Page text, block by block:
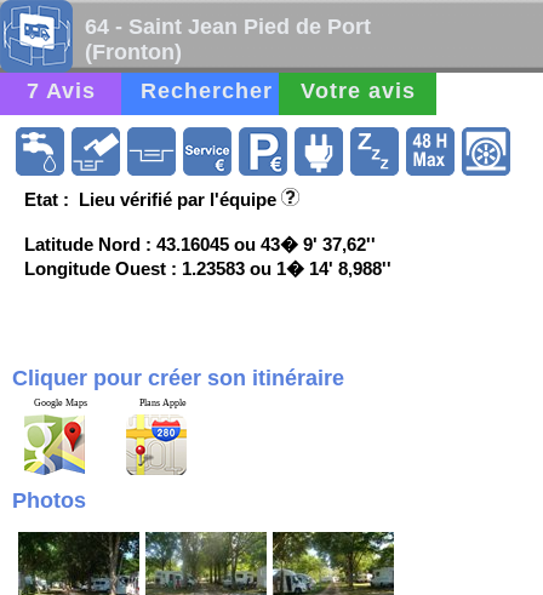
64 - Saint Jean Pied de Port
(Fronton)
7 Avis
Rechercher Votre avis
Etat : Lieu vérifié par l'équipe
Latitude Nord : 43.16045 ou 43� 9' 37,62''
Longitude Ouest : 1.23583 ou 1� 14' 8,988''
Cliquer pour créer son itinéraire
Google Maps Plans Apple
Photos